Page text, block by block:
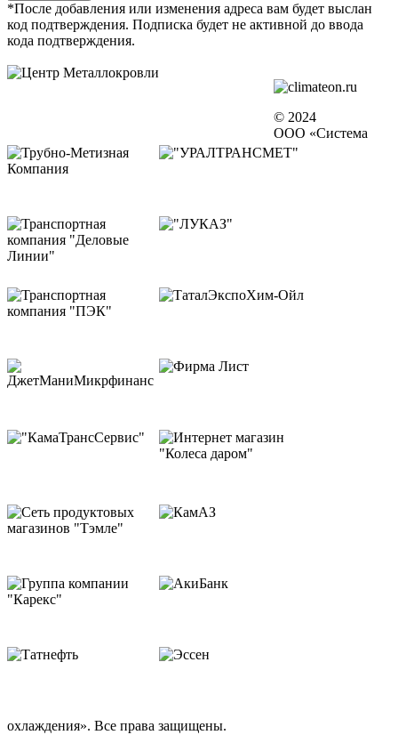
*После добавления или изменения адреса вам будет выслан
код подтверждения. Подписка будет не активной до ввода
кода подтверждения.
© 2024
ООО «Система
охлаждения». Все права защищены.